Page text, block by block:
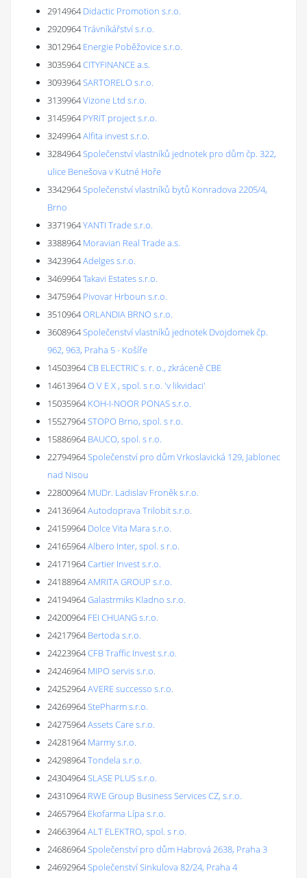
2914964 Didactic Promotion s.r.o.
2920964Trávníkářství s.r.o.
3012964 Energie Poběžovice s.r.o.
3035964CITYFINANCE a.s.
3093964SARTORELO s.r.o.
3139964Vizone Ltd s.r.o.
3145964 PYRIT project s.r.o.
3249964Alfita invest s.r.o.
3284964Společenství vlastníků jednotek pro dům čp. 322,
ulice Benešova v Kutné Hoře
3342964Společenství vlastníků bytů Konradova 2205/4,
Brno
3371964YANTI Trade s.r.o.
3388964 Moravian Real Trade a.s.
3423964Adelges s.r.o.
3469964Takavi Estates s.r.o.
3475964 Pivovar Hrboun s.r.o.
3510964ORLANDIA BRNO s.r.o.
3608964Společenství vlastníků jednotek Dvojdomek čp.
962, 963, Praha 5 - Košíře
14503964CB ELECTRIC s. r. o., zkráceně CBE
14613964O V E X , spol. s r.o. 'v likvidaci'
15035964 KOH-I-NOOR PONAS s.r.o.
15527964STOPO Brno, spol. s r.o.
15886964 BAUCO, spol. s r.o.
22794964Společenství pro dům Vrkoslavická 129, Jablonec
nad Nisou
22800964 MUDr. Ladislav Froněk s.r.o.
24136964Autodoprava Trilobit s.r.o.
24159964 Dolce Vita Mara s.r.o.
24165964Albero Inter, spol. s r.o.
24171964Cartier Invest s.r.o.
24188964AMRITA GROUP s.r.o.
24194964Galastrmiks Kladno s.r.o.
24200964 FEI CHUANG s.r.o.
24217964 Bertoda s.r.o.
24223964CFB Traffic Invest s.r.o.
24246964 MIPO servis s.r.o.
24252964AVERE successo s.r.o.
24269964StePharm s.r.o.
24275964Assets Care s.r.o.
24281964 Marmy s.r.o.
24298964Tondela s.r.o.
24304964SLASE PLUS s.r.o.
24310964 RWE Group Business Services CZ, s.r.o.
24657964 Ekofarma Lípa s.r.o.
24663964ALT ELEKTRO, spol. s r.o.
24686964Společenství pro dům Habrová 2638, Praha 3
24692964Společenství Sinkulova 82/24, Praha 4